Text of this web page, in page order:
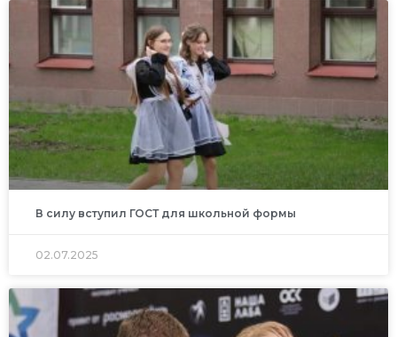
В силу вступил ГОСТ для школьной формы
02.07.2025